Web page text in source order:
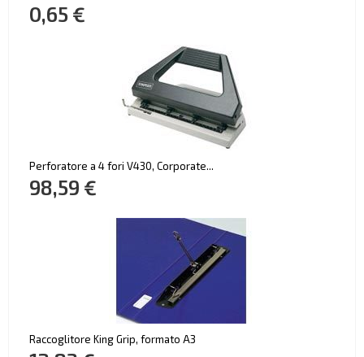
0,65 €
Perforatore a 4 fori V430, Corporate...
98,59 €
Raccoglitore King Grip, formato A3